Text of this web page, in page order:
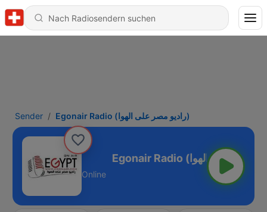
Sender Egonair Radio (راديو مصر على الهوا)
Egonair Radio (راديو مصر على الهوا)
Online